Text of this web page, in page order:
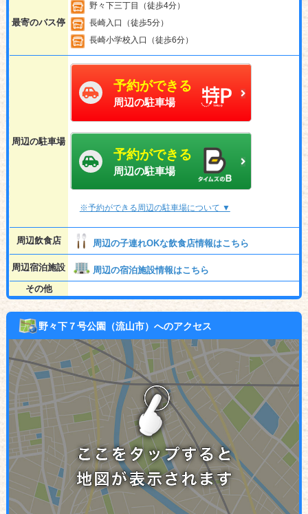
最寄のバス停
野々下三丁目（徒歩4分）
長崎入口（徒歩5分）
長崎小学校入口（徒歩6分）
周辺の駐車場
予約ができる
周辺の駐車場
予約ができる
周辺の駐車場
※予約ができる周辺の駐車場について ▼
周辺飲食店 周辺の子連れOKな飲食店情報はこちら
周辺宿泊施設
周辺の宿泊施設情報はこちら
その他
野々下７号公園（流山市）へのアクセス